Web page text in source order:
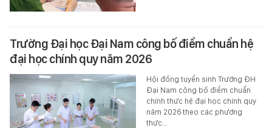
Trường Đại học Đại Nam công bố điểm chuẩn hệ
đại học chính quy năm 2026
Hội đồng tuyển sinh Trường ĐH
Đại Nam công bố điểm chuẩn
chính thức hệ đại học chính quy
năm 2026 theo các phương
thức…